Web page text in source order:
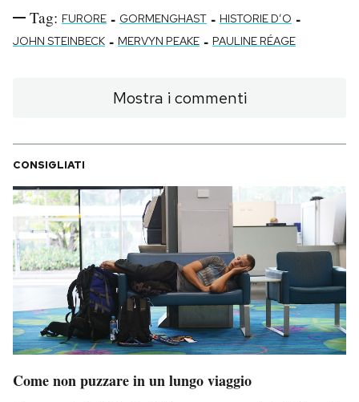
Tag: FURORE - GORMENGHAST - HISTORIE D’O -
JOHN STEINBECK - MERVYN PEAKE - PAULINE RÉAGE
Mostra i commenti
CONSIGLIATI
Come non puzzare in un lungo viaggio